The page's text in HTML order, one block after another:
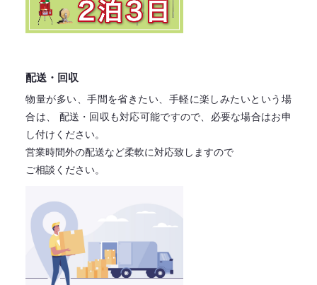
配送・回収
物量が多い、手間を省きたい、手軽に楽しみたいという場
合は、
配送・回収も対応可能ですので、必要な場合はお申
し付けください。
営業時間外の配送など柔軟に対応致しますので
ご相談ください。